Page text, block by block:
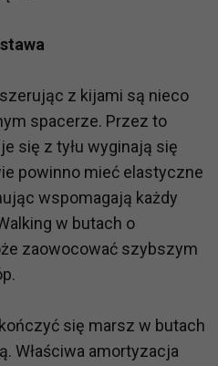
z kijami są nieco
spacerze. Przez to
się z tyłu wyginają się
powinno mieć elastyczne
wspomagają każdy
w butach o
zaowocować szybszym
się marsz w butach
Właściwa amortyzacja